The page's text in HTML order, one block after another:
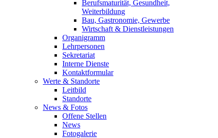
Berufsmaturität, Gesundheit,
Weiterbildung
Bau, Gastronomie, Gewerbe
Wirtschaft & Dienstleistungen
Organigramm
Lehrpersonen
Sekretariat
Interne Dienste
Kontaktformular
Werte & Standorte
Leitbild
Standorte
News & Fotos
Offene Stellen
News
Fotogalerie